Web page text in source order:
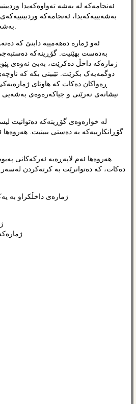
ئەنجامەکە لە بەشە تەواوەکەیدا
ئەو ژمارە دەهەمییە دابنێ کە
بەدەست بهێنیت. گۆڕینەکە
ژمارەکە داخڵ دەکرێت، بەبێ ئەوەی
دوگمەیەک بکرێت. تێبینی بکە کە
ڕەواکان دەکات کە هاوتای
نیشانەی نەرێنی و جیاکەرەوەی بەشەیی
لە خوارەوەی گۆڕینەکە دەتوانیت
گۆڕانکارییەکە بە دەستی ببینیت.
هەروەها ئەم لاپەڕەیە ئەرکەکانی
دەکات، کە دەتوانرێت بە کرتەکردن
ژمارەی داخڵکراو بە